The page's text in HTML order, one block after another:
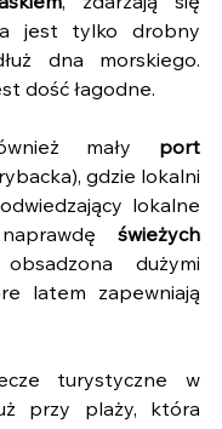
jest tylko drobny
dna morskiego.
dość łagodne.
mały port
gdzie lokalni
lokalne
świeżych
dużymi
latem zapewniają
turystyczne w
przy plaży, która